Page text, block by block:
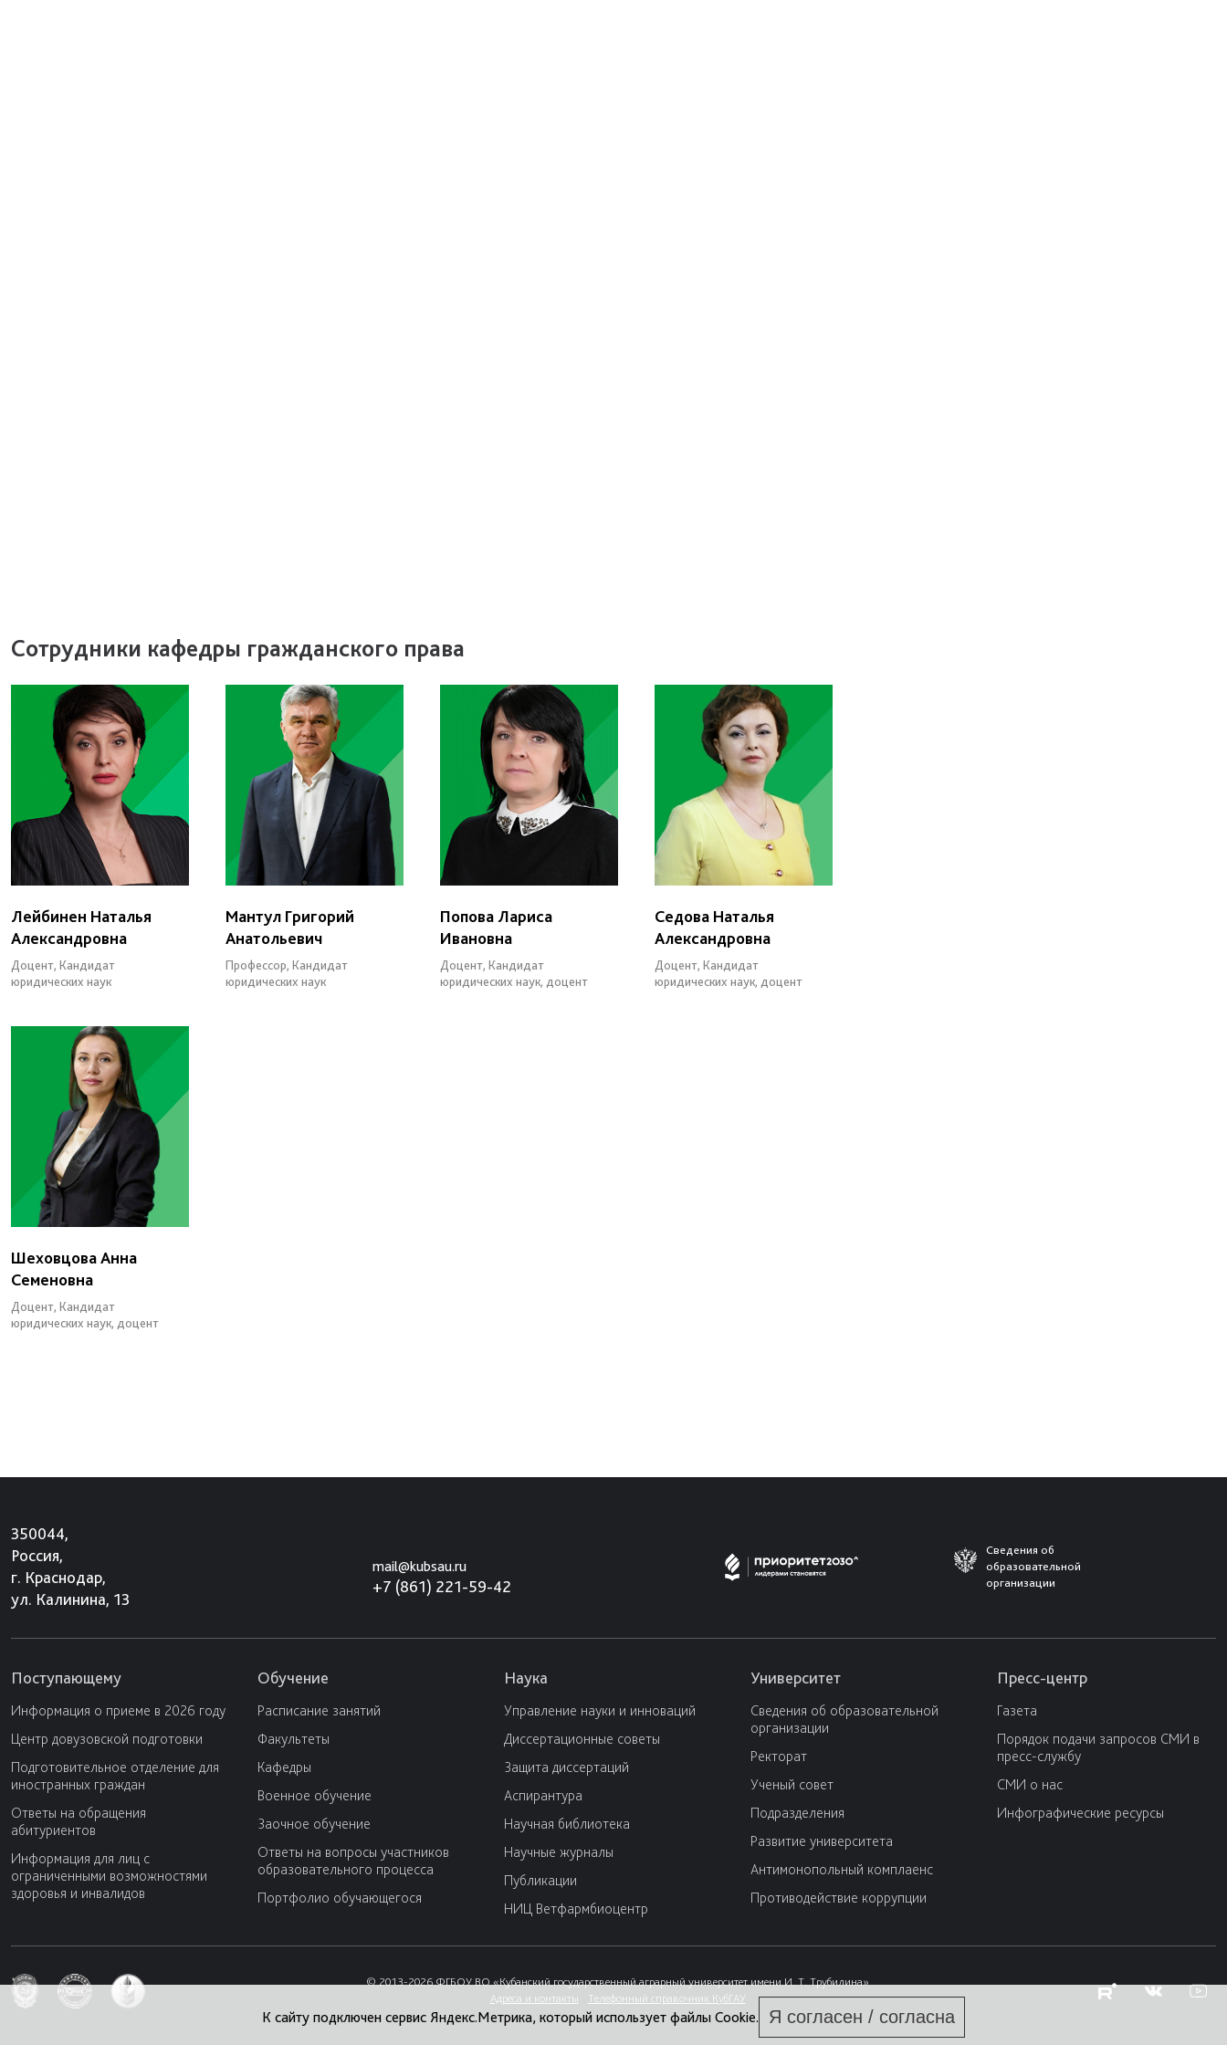
Сотрудники кафедры гражданского права
Лейбинен Наталья
Александровна
Доцент, Кандидат
юридических наук
Мантул Григорий
Анатольевич
Профессор, Кандидат
юридических наук
Попова Лариса
Ивановна
Доцент, Кандидат
юридических наук, доцент
Седова Наталья
Александровна
Доцент, Кандидат
юридических наук, доцент
Шеховцова Анна
Семеновна
Доцент, Кандидат
юридических наук, доцент
350044,
Россия,
г. Краснодар,
ул. Калинина, 13
mail@kubsau.ru
+7 (861) 221-59-42
Сведения об
образовательной
организации
Поступающему
Информация о приеме в 2026 году
Центр довузовской подготовки
Подготовительное отделение для
иностранных граждан
Ответы на обращения
абитуриентов
Информация для лиц с
ограниченными возможностями
здоровья и инвалидов
Обучение
Расписание занятий
Факультеты
Кафедры
Военное обучение
Заочное обучение
Ответы на вопросы участников
образовательного процесса
Портфолио обучающегося
Наука
Управление науки и инноваций
Диссертационные советы
Защита диссертаций
Аспирантура
Научная библиотека
Научные журналы
Публикации
НИЦ Ветфармбиоцентр
Университет
Сведения об образовательной
организации
Ректорат
Ученый совет
Подразделения
Развитие университета
Антимонопольный комплаенс
Противодействие коррупции
Пресс-центр
Газета
Порядок подачи запросов СМИ в
пресс-службу
СМИ о нас
Инфографические ресурсы
© 2013-2026 ФГБОУ ВО «Кубанский государственный аграрный университет имени И. Т. Трубилина»
Адреса и контакты
Телефонный справочник КубГАУ
К сайту подключен сервис Яндекс.Метрика, который использует файлы Cookie. Я согласен / согласна